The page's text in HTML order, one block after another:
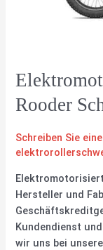
Rooder
Schreiben Sie
Hersteller und
Kundendienst
wir uns bei